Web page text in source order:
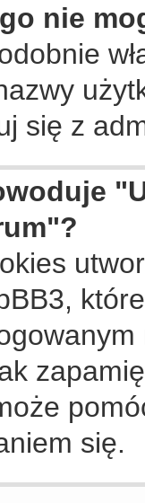
nie
się z
się.